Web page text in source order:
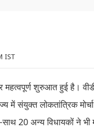
IST
शुरुआत हुई है।
में संयुक्त लोकतांत्रिक
20 अन्य विधायकों ने भी